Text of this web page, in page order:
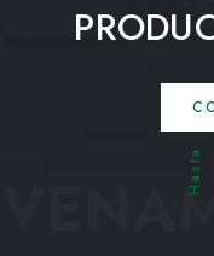
Hasta